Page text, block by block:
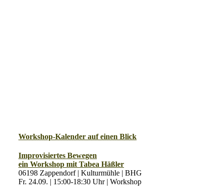
Workshop-Kalender auf einen Blick
Improvisiertes Bewegen
ein Workshop mit Tabea Häßler
06198 Zappendorf | Kulturmühle | BHG
Fr. 24.09. | 15:00-18:30 Uhr | Workshop